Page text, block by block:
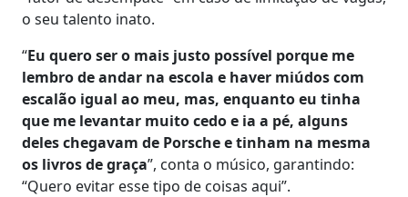
o seu talento inato.
“Eu quero ser o mais justo possível porque me
lembro de andar na escola e haver miúdos com
escalão igual ao meu, mas, enquanto eu tinha
que me levantar muito cedo e ia a pé, alguns
deles chegavam de Porsche e tinham na mesma
os livros de graça”, conta o músico, garantindo:
“Quero evitar esse tipo de coisas aqui”.